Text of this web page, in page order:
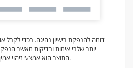
יותר שלבי אימות ובדיקות מאשר
התוצר הוא אמצעי זיהוי אמין ובטוח יותר.